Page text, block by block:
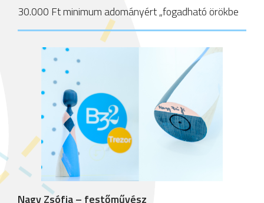
30.000 Ft minimum adományért „fogadható örökbe
Nagy Zsófia – festőművész